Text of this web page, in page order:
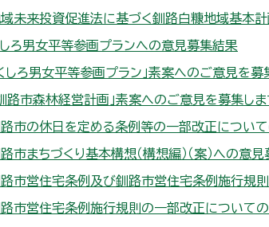
未来投資促進法に基づく釧路白糠地域基本
ろ男女平等参画プランへの意見募集結果
くしろ男女平等参画プラン」素案へのご意見を募
釧路市森林経営計画」素案へのご意見を募集しま
市の休日を定める条例等の一部改正につい
市まちづくり基本構想（構想編）（案）への意
市営住宅条例及び釧路市営住宅条例施行規
市営住宅条例施行規則の一部改正について